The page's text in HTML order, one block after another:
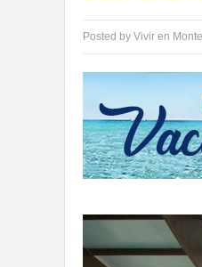
Posted by Vivir en